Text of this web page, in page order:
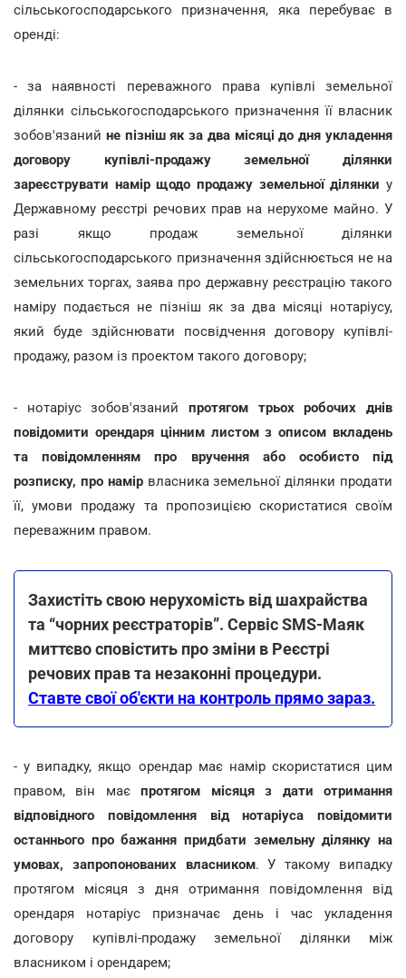
сільськогосподарського призначення, яка перебуває в
оренді:
- за наявності переважного права купівлі земельної
ділянки сільськогосподарського призначення її власник
зобов'язаний не пізніш як за два місяці до дня укладення
договору купівлі-продажу земельної ділянки
зареєструвати намір щодо продажу земельної ділянки у
Державному реєстрі речових прав на нерухоме майно. У
разі якщо продаж земельної ділянки
сільськогосподарського призначення здійснюється не на
земельних торгах, заява про державну реєстрацію такого
наміру подається не пізніш як за два місяці нотаріусу,
який буде здійснювати посвідчення договору купівлі-
продажу, разом із проектом такого договору;
- нотаріус зобов'язаний протягом трьох робочих днів
повідомити орендаря цінним листом з описом вкладень
та повідомленням про вручення або особисто під
розписку, про намір власника земельної ділянки продати
її, умови продажу та пропозицією скористатися своїм
переважним правом.
Захистіть свою нерухомість від шахрайства
та “чорних реєстраторів”. Сервіс SMS-Маяк
миттєво сповістить про зміни в Реєстрі
речових прав та незаконні процедури.
Ставте свої об'єкти на контроль прямо зараз.
- у випадку, якщо орендар має намір скористатися цим
правом, він маєпротягом місяця з дати отримання
відповідного повідомлення від нотаріуса повідомити
останнього про бажання придбати земельну ділянку на
умовах, запропонованих власником. У такому випадку
протягом місяця з дня отримання повідомлення від
орендаря нотаріус призначає день і час укладення
договору купівлі-продажу земельної ділянки між
власником і орендарем;